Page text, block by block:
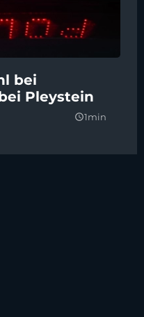
bei
Pleystein
query_builder1min